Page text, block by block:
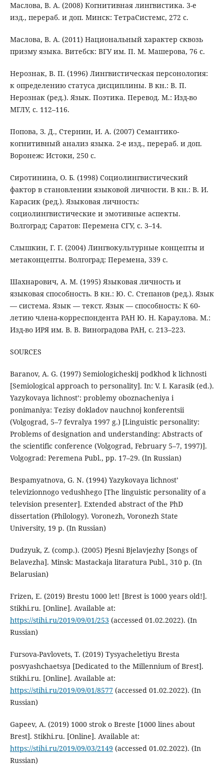
Маслова, В. А. (2008) Когнитивная лингвистика. 3-е
изд., перераб. и доп. Минск: ТетраСистемс, 272 с.
Маслова, В. А. (2011) Национальный характер сквозь
призму языка. Витебск: ВГУ им. П. М. Машерова, 76 с.
Нерознак, В. П. (1996) Лингвистическая персонология:
к определению статуса дисциплины. В кн.: В. П.
Нерознак (ред.). Язык. Поэтика. Перевод. М.: Изд-во
МГЛУ, с. 112–116.
Попова, З. Д., Стернин, И. А. (2007) Семантико-
когнитивный анализ языка. 2-е изд., перераб. и доп.
Воронеж: Истоки, 250 с.
Сиротинина, О. Б. (1998) Социолингвистический
фактор в становлении языковой личности. В кн.: В. И.
Карасик (ред.). Языковая личность:
социолингвистические и эмотивные аспекты.
Волгоград; Саратов: Перемена СГУ, с. 3–14.
Слышкин, Г. Г. (2004) Лингвокультурные концепты и
метаконцепты. Волгоград: Перемена, 339 с.
Шахнарович, А. М. (1995) Языковая личность и
языковая способность. В кн.: Ю. С. Степанов (ред.). Язык
— система. Язык — текст. Язык — способность: К 60-
летию члена-корреспондента РАН Ю. Н. Караулова. М.:
Изд-во ИРЯ им. В. В. Виноградова РАН, с. 213–223.
SOURCES
Baranov, A. G. (1997) Semiologicheskij podkhod k lichnosti
[Semiological approach to personality]. In: V. I. Karasik (ed.).
Yazykovaya lichnost’: problemy oboznacheniya i
ponimaniya: Tezisy dokladov nauchnoj konferentsii
(Volgograd, 5–7 fevralya 1997 g.) [Linguistic personality:
Problems of designation and understanding: Abstracts of
the scientific conference (Volgograd, February 5–7, 1997)].
Volgograd: Peremena Publ., pp. 17–29. (In Russian)
Bespamyatnova, G. N. (1994) Yazykovaya lichnost’
televizionnogo vedushhego [The linguistic personality of a
television presenter]. Extended abstract of the PhD
dissertation (Philology). Voronezh, Voronezh State
University, 19 p. (In Russian)
Dudzyuk, Z. (comp.). (2005) Pjesni Bjelavjezhy [Songs of
Belavezha]. Minsk: Mastackaja litaratura Publ., 310 p. (In
Belarusian)
Frizen, E. (2019) Brestu 1000 let! [Brest is 1000 years old!].
Stikhi.ru. [Online]. Available at:
https://stihi.ru/2019/09/01/253 (accessed 01.02.2022). (In
Russian)
Fursova-Pavlovets, T. (2019) Tysyacheletiyu Bresta
posvyashchaetsya [Dedicated to the Millennium of Brest].
Stikhi.ru. [Online]. Available at:
https://stihi.ru/2019/09/01/8577(accessed 01.02.2022). (In
Russian)
Gapeev, A. (2019) 1000 strok o Breste [1000 lines about
Brest]. Stikhi.ru. [Online]. Available at:
https://stihi.ru/2019/09/03/2149 (accessed 01.02.2022). (In
Russian)